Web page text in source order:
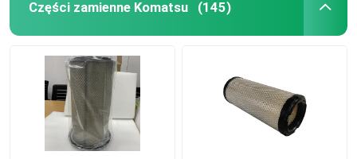
Części zamienne Komatsu (145)